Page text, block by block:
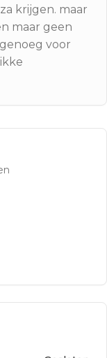
krijgen. maar
maar geen
voor